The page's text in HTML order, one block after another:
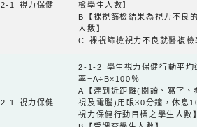
2-1 視力保健
檢學生人數】
B【裸視篩檢結果為視力不良
人數】
C 裸視篩檢視力不良就醫複檢
2-1 視力保健
2-1-2 學生視力保健行動平均
率=A÷B×100％
A【達到近距離(閱讀、寫字、
視及電腦)用眼30分鐘，休息
視力保健行動目標之學生人數